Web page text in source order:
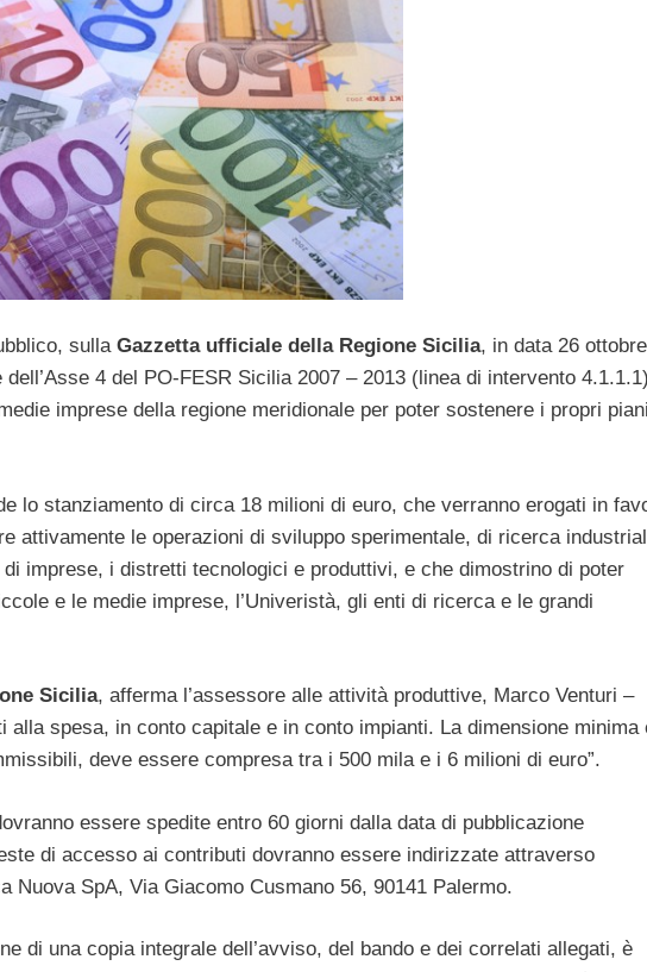
sulla Gazzetta ufficiale della Regione Sicilia, in data 26
4 del PO-FESR Sicilia 2007 – 2013 (linea di intervento
imprese della regione meridionale per poter sostenere i propri
lo stanziamento di circa 18 milioni di euro, che verranno erogati in
attivamente le operazioni di sviluppo sperimentale, di ricerca
imprese, i distretti tecnologici e produttivi, e che dimostrino di poter
e le medie imprese, l’Univeristà, gli enti di ricerca e le grandi
Sicilia, afferma l’assessore alle attività produttive, Marco Venturi –
spesa, in conto capitale e in conto impianti. La dimensione minima
deve essere compresa tra i 500 mila e i 6 milioni di euro”.
essere spedite entro 60 giorni dalla data di pubblicazione
di accesso ai contributi dovranno essere indirizzate attraverso
Nuova SpA, Via Giacomo Cusmano 56, 90141 Palermo.
di una copia integrale dell’avviso, del bando e dei correlati allegati, è